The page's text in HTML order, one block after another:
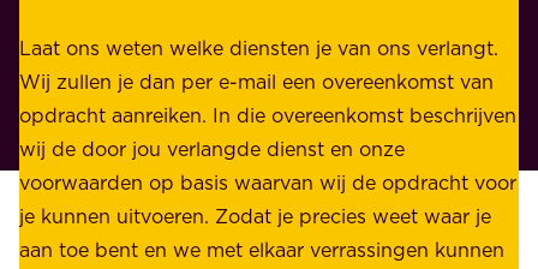
n
p
r
i
v
é
.
e
w
i
j
d
r
a
Laat ons weten welke diensten je van ons verlangt.
Wij zullen je dan per e-mail een overeenkomst van
opdracht aanreiken. In die overeenkomst beschrijven
wij de door jou verlangde dienst en onze
voorwaarden op basis waarvan wij de opdracht voor
je kunnen uitvoeren. Zodat je precies weet waar je
aan toe bent en we met elkaar verrassingen kunnen